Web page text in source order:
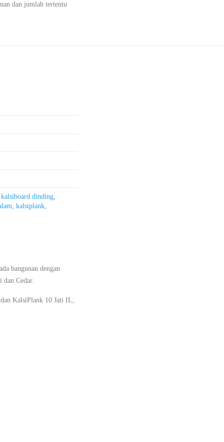
dan jumlah tertentu
kalsiboard dinding,
, kalsiplank,
bangunan dengan
Cedar.
KalsiPlank 10 Jati IL,